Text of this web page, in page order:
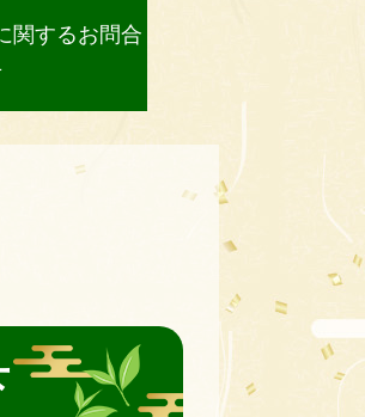
関するお問合